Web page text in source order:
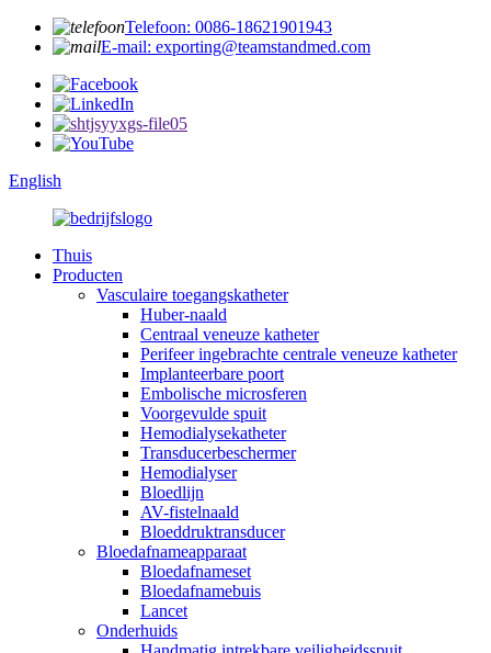
Telefoon: 0086-18621901943
E-mail: exporting@teamstandmed.com
English
Thuis
Producten
Vasculaire toegangskatheter
Huber-naald
Centraal veneuze katheter
Perifeer ingebrachte centrale veneuze katheter
Implanteerbare poort
Embolische microsferen
Voorgevulde spuit
Hemodialysekatheter
Transducerbeschermer
Hemodialyser
Bloedlijn
AV-fistelnaald
Bloeddruktransducer
Bloedafnameapparaat
Bloedafnameset
Bloedafnamebuis
Lancet
Onderhuids